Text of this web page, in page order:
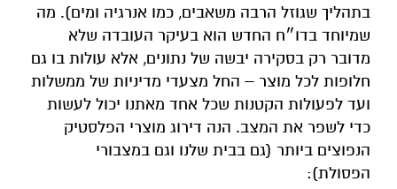
בתהליך שגוזל הרבה משאבים, כמו אנרגיה ומים). מה
שמיוחד בדו״ח החדש הוא בעיקר העובדה שלא
מדובר רק בסקירה יבשה של נתונים, אלא עולות בו גם
חלופות לכל מוצר – החל מצעדי מדיניות של ממשלות
ועד לפעולות הקטנות שכל אחד מאתנו יכול לעשות
כדי לשפר את המצב. הנה דירוג מוצרי הפלסטיק
הנפוצים ביותר (גם בבית שלנו וגם במצבורי
הפסולת):